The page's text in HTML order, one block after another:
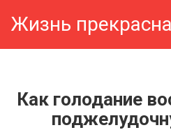
Жизнь прекрасна
Как голодание